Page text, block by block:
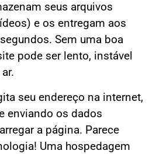
seus arquivos
e os entregam aos
Sem uma boa
pode ser lento, instável
seu endereço na internet,
enviando os dados
a página. Parece
Uma hospedagem